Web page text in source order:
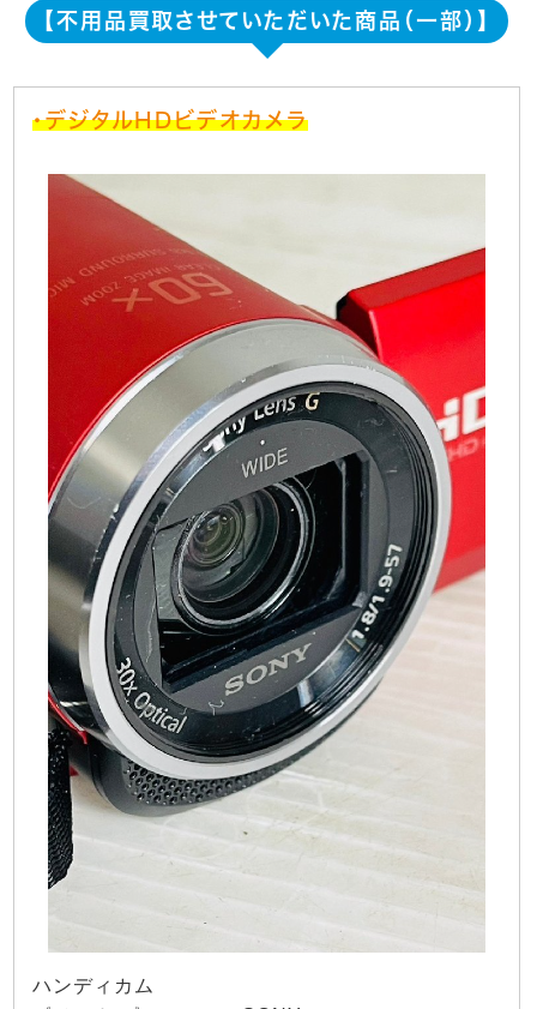
【不用品買取させていただいた商品（一部）】
・デジタルHDビデオカメラ
ハンディカム